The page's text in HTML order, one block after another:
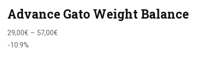
Advance Gato Weight Balance
29,00€ – 57,00€
-10.9%